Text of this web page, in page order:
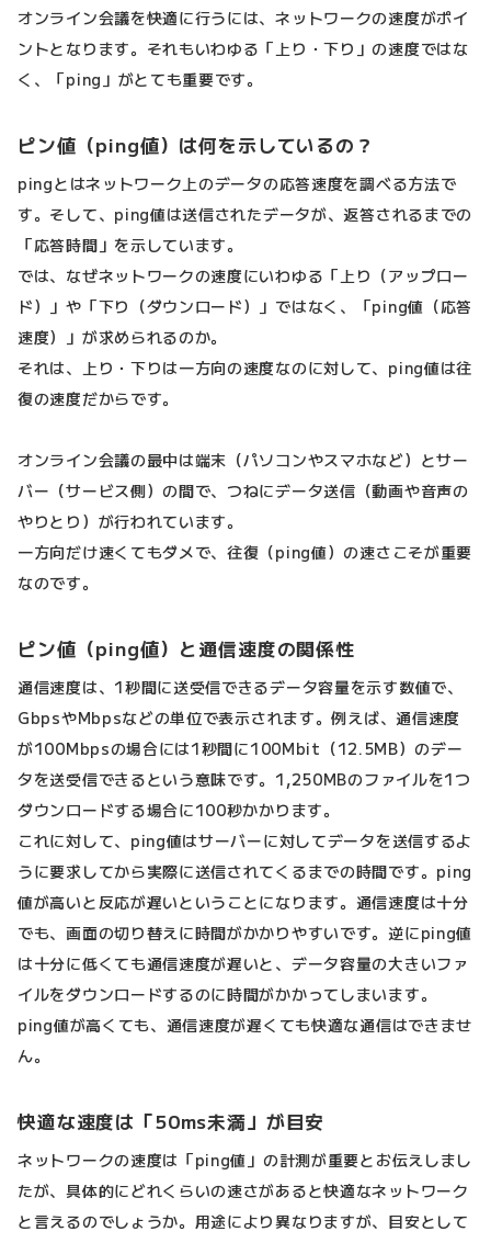
オンライン会議を快適に行うには、ネットワークの速度がポイ
ントとなります。それもいわゆる「上り・下り」の速度ではな
く、「ping」がとても重要です。
ピン値（ping値）は何を示しているの？
pingとはネットワーク上のデータの応答速度を調べる方法で
す。そして、ping値は送信されたデータが、返答されるまでの
「応答時間」を示しています。
では、なぜネットワークの速度にいわゆる「上り（アップロー
ド）」や「下り（ダウンロード）」ではなく、「ping値（応答
速度）」が求められるのか。
それは、上り・下りは一方向の速度なのに対して、ping値は往
復の速度だからです。
オンライン会議の最中は端末（パソコンやスマホなど）とサー
バー（サービス側）の間で、つねにデータ送信（動画や音声の
やりとり）が行われています。
一方向だけ速くてもダメで、往復（ping値）の速さこそが重要
なのです。
ピン値（ping値）と通信速度の関係性
通信速度は、1秒間に送受信できるデータ容量を示す数値で、
GbpsやMbpsなどの単位で表示されます。例えば、通信速度
が100Mbpsの場合には1秒間に100Mbit（12.5MB）のデー
タを送受信できるという意味です。1,250MBのファイルを1つ
ダウンロードする場合に100秒かかります。
これに対して、ping値はサーバーに対してデータを送信するよ
うに要求してから実際に送信されてくるまでの時間です。ping
値が高いと反応が遅いということになります。通信速度は十分
でも、画面の切り替えに時間がかかりやすいです。逆にping値
は十分に低くても通信速度が遅いと、データ容量の大きいファ
イルをダウンロードするのに時間がかかってしまいます。
ping値が高くても、通信速度が遅くても快適な通信はできませ
ん。
快適な速度は「50ms未満」が目安
ネットワークの速度は「ping値」の計測が重要とお伝えしまし
たが、具体的にどれくらいの速さがあると快適なネットワーク
と言えるのでしょうか。用途により異なりますが、目安として